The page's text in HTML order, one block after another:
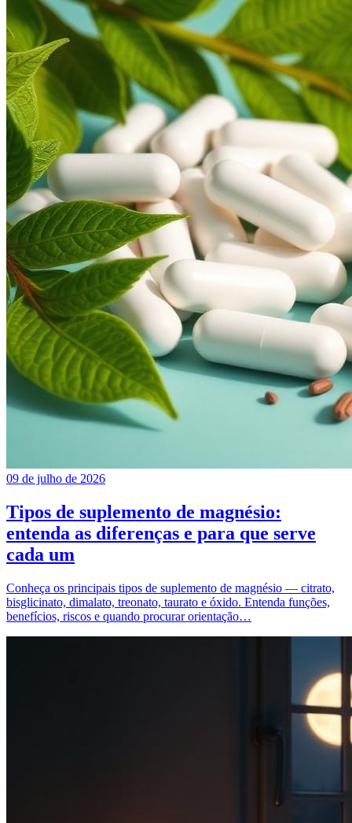
09 de julho de 2026
Tipos de suplemento de magnésio:
entenda as diferenças e para que serve
cada um
Conheça os principais tipos de suplemento de magnésio — citrato,
bisglicinato, dimalato, treonato, taurato e óxido. Entenda funções,
benefícios, riscos e quando procurar orientação…